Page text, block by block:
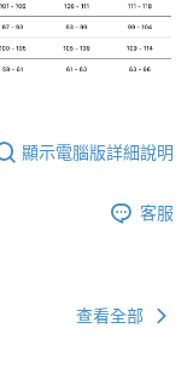
顯示電腦版詳細說明
客服
查看全部